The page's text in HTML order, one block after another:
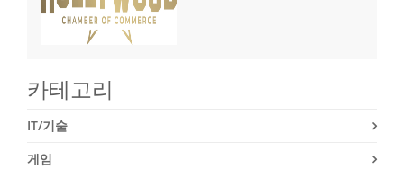
카테고리
IT/기술
게임